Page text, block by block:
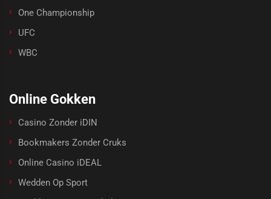
One Championship
UFC
WBC
Online Gokken
Casino Zonder iDIN
Bookmakers Zonder Cruks
Online Casino iDEAL
Wedden Op Sport